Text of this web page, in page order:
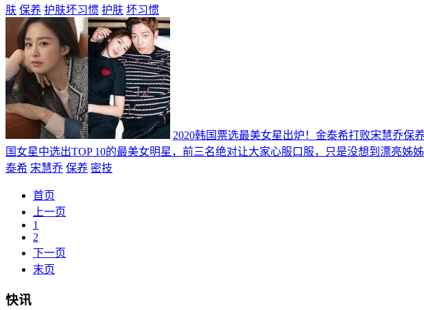
肤 保养 护肤坏习惯 护肤 坏习惯
2020韩国票选最美女星出炉！金泰希打败宋慧乔保
国女星中选出TOP 10的最美女明星，前三名绝对让大家心服口服，只是没想到漂亮
泰希 宋慧乔 保养 密技
首页
上一页
1
2
下一页
末页
快讯